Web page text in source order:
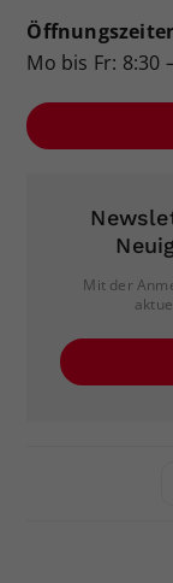
Mo bis Fr: 8:30
Mit der